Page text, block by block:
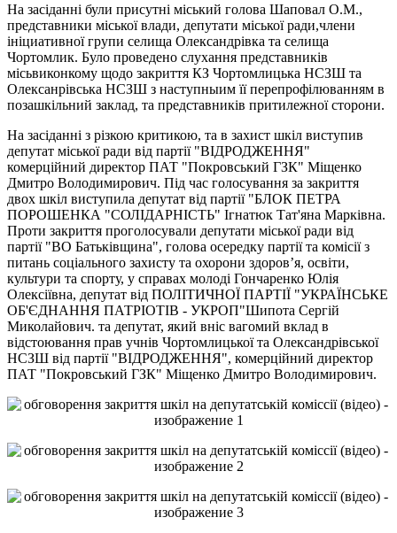
На засіданні були присутні міський голова Шаповал О.М.,
представники міської влади, депутати міської ради,члени
ініциативної групи селища Олександрівка та селища
Чортомлик. Було проведено слухання представників
місьвиконкому щодо закриття КЗ Чортомлицька НСЗШ та
Олексанрівська НСЗШ з наступныим її перепрофілюванням в
позашкільний заклад, та представників притилежної сторони.
На засіданні з різкою критикою, та в захист шкіл виступив
депутат міської ради від партії "ВІДРОДЖЕННЯ"
комерційний директор ПАТ "Покровський ГЗК" Міщенко
Дмитро Володимирович. Під час голосування за закриття
двох шкіл виступила депутат від партії "БЛОК ПЕТРА
ПОРОШЕНКА "СОЛІДАРНІСТЬ" Ігнатюк Тат'яна Марківна.
Проти закриття проголосували депутати міської ради від
партії "ВО Батьківщина", голова осередку партії та комісії з
питань соціального захисту та охорони здоров’я, освіти,
культури та спорту, у справах молоді Гончаренко Юлія
Олексіївна, депутат від ПОЛІТИЧНОЇ ПАРТІЇ "УКРАЇНСЬКЕ
ОБ'ЄДНАННЯ ПАТРІОТІВ - УКРОП"Шипота Сергій
Миколайович. та депутат, який вніс вагомий вклад в
відстоювання прав учнів Чортомлицької та Олександрівської
НСЗШ від партії "ВІДРОДЖЕННЯ", комерційний директор
ПАТ "Покровський ГЗК" Міщенко Дмитро Володимирович.